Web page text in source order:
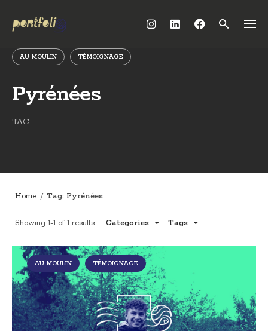
AU MOULIN TÉMOIGNAGE
Pyrénées
TAG
Home / Tag: Pyrénées
Showing 1-1 of 1 results Categories Tags
AU MOULIN TÉMOIGNAGE